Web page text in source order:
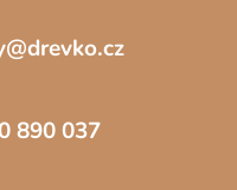
@drevko.cz
890 037